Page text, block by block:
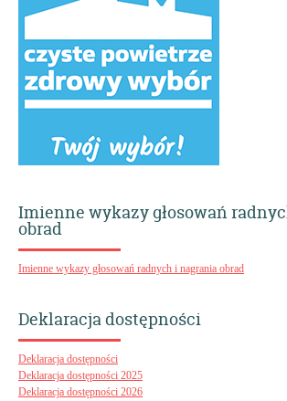
Imienne wykazy głosowań
obrad
Imienne wykazy głosowań radnych i nagrania obrad
Deklaracja dostępności
Deklaracja dostępności
Deklaracja dostępności 2025
Deklaracja dostępności 2026